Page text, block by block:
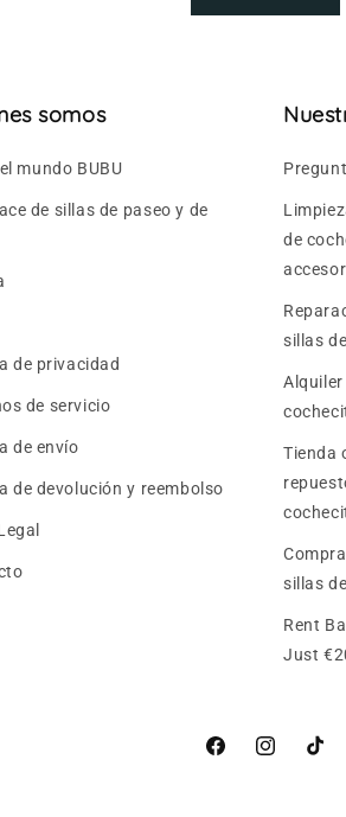
somos
mundo BUBU
de sillas de paseo y de
de privacidad
de servicio
de envío
de devolución y reembolso
de
sillas
Alquiler
Tienda
sillas
Rent
Just
FacebookInstagramTikTok